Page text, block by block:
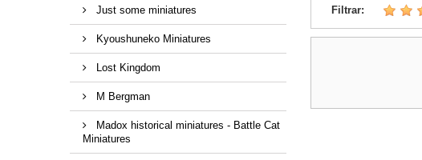
Just some miniatures
Kyoushuneko Miniatures
Lost Kingdom
M Bergman
Madox historical miniatures - Battle Cat
Miniatures
Filtrar: